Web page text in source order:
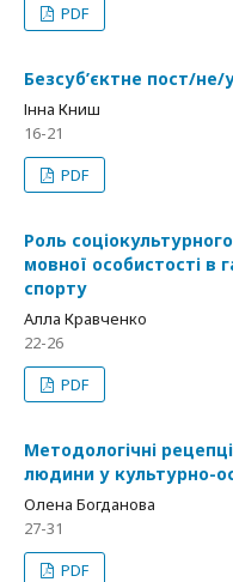
PDF
Безсуб’єктне пост/не/
Інна Книш
16-21
PDF
Роль
мовної особистості в
спорту
Алла Кравченко
22-26
PDF
Методологічні
людини у культурно-
Олена Богданова
27-31
PDF